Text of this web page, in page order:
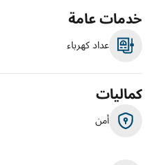
خدمات عامة
عداد كهرباء
كماليات
أمن